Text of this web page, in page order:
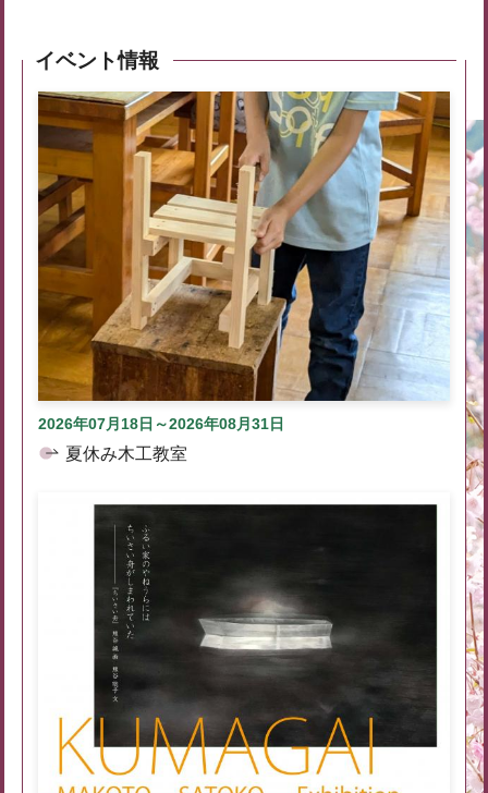
イベント情報
2026年07月18日～2026年08月31日
夏休み木工教室